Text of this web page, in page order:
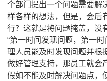
个部门提出一个问题需要解
样各样的想法，但是，会后
行？这就是将问题掩盖，没
“第一时间发现问题，第一
理人员能及时发现问题并根
做好管理支持，那员工就会
假如不能及时解决问题点，